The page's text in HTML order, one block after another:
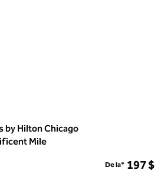
by Hilton Chicago
Mile
De la* 197 $